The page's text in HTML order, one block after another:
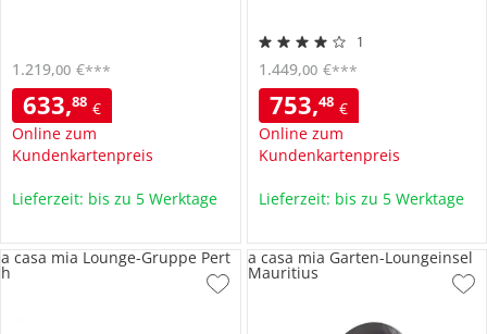
633,88 €
Online zum
Kundenkartenpreis
1.219,00 €***
Lieferzeit: bis zu 5 Werktage
1
753,48 €
Online zum
Kundenkartenpreis
1.449,00 €***
Lieferzeit: bis zu 5 Werktage
a casa mia Lounge-Gruppe Pert
h
a casa mia Garten-Loungeinsel
Mauritius